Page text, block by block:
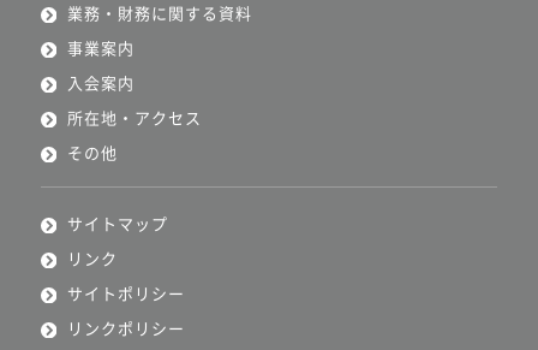
業務・財務に関する資料
事業案内
入会案内
所在地・アクセス
その他
サイトマップ
リンク
サイトポリシー
リンクポリシー